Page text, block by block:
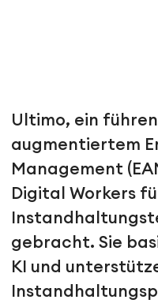
Ultimo, ein
augmentiertem
Management
Digital Workers
gebracht. Sie
KI und